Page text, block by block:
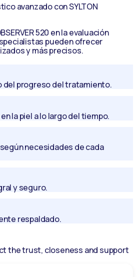
avanzado con SYLTON
520 en la evaluación
pueden ofrecer
y más precisos.
progreso del tratamiento.
la piel a lo largo del tiempo.
necesidades de cada
y seguro.
respaldado.
the trust, closeness and support